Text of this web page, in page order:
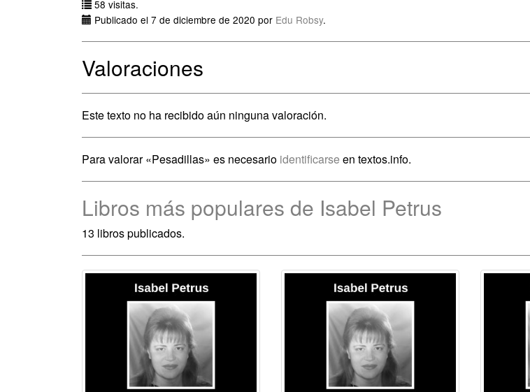
58 visitas.
Publicado el 7 de diciembre de 2020 por Edu Robsy.
Valoraciones
Este texto no ha recibido aún ninguna valoración.
Para valorar «Pesadillas» es necesario identificarse en textos.info.
Libros más populares de Isabel Petrus
13 libros publicados.